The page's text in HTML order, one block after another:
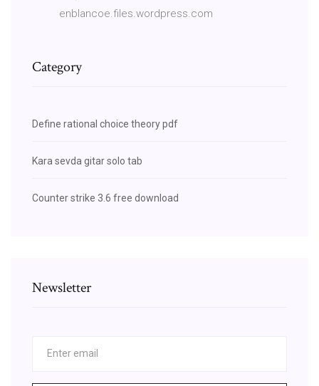
enblancoe.files.wordpress.com
Category
Define rational choice theory pdf
Kara sevda gitar solo tab
Counter strike 3.6 free download
Newsletter